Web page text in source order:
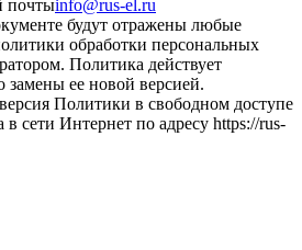
почтыinfo@rus-el.ru
будут отражены любые
обработки персональных
Политика действует
замены ее новой версией.
Политики в свободном доступе
в сети Интернет по адресу https://rus-